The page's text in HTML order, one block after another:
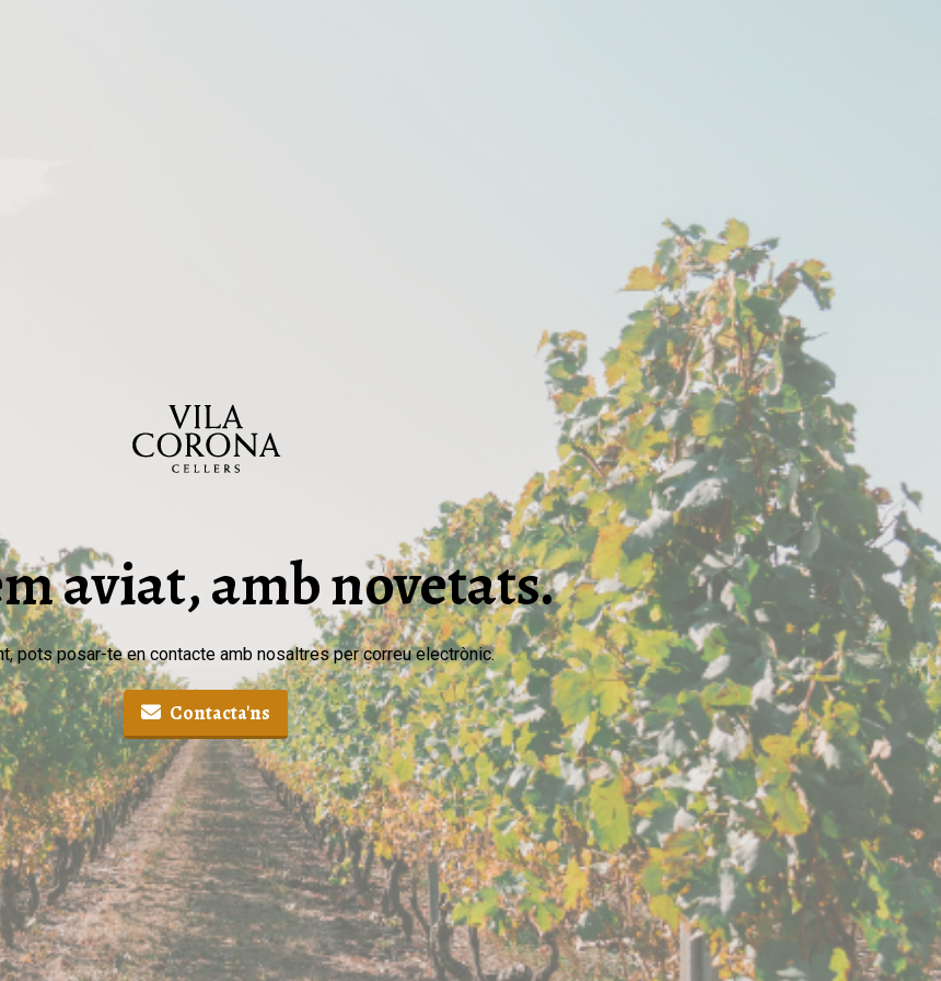
aviat, amb novetats.
pots posar-te en contacte amb nosaltres per correu electrònic.
Contacta'ns